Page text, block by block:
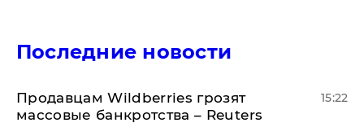
Последние новости
Продавцам Wildberries грозят
массовые банкротства – Reuters
15:22